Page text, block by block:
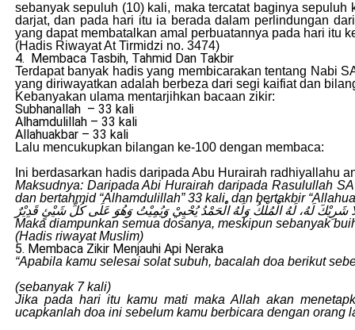
sebanyak sepuluh (10) kali, maka tercatat baginya
darjat, dan pada hari itu ia berada dalam perlindungan
yang dapat membatalkan amal perbuatannya pada hari itu
(Hadis Riwayat At Tirmidzi no. 3474)
4. Membaca Tasbih, Tahmid Dan Takbir
Terdapat banyak hadis yang membicarakan tentang Nabi
yang diriwayatkan adalah berbeza dari segi kaifiat dan
Kebanyakan ulama mentarjihkan bacaan zikir:
Subhanallah – 33 kali
Alhamdulillah – 33 kali
Allahuakbar – 33 kali
Lalu mencukupkan bilangan ke-100 dengan membaca:
Ini berdasarkan hadis daripada Abu Hurairah radhiyallahu
Maksudnya: Daripada Abi Hurairah daripada Rasulullah
dan bertahmid “Alhamdulillah” 33 kali, dan bertakbir
لَا شَرِيْكَ لَهُ، لَهُ الْمُلْكُ وَلَهُ الْحَمْدُ يُحْيِيْ وَيُمِيْتُ وَهُوَ عَلَى كُلِّ شَيْئٍ قَدِيْرٌ
Maka diampunkan semua dosanya, meskipun sebanyak
(Hadis riwayat Muslim)
5. Membaca Zikir Menjauhi Api Neraka
“Apabila kamu selesai solat subuh, bacalah doa berikut
(sebanyak 7 kali)
Jika pada hari itu kamu mati maka Allah akan
ucapkanlah doa ini sebelum kamu berbicara dengan orang